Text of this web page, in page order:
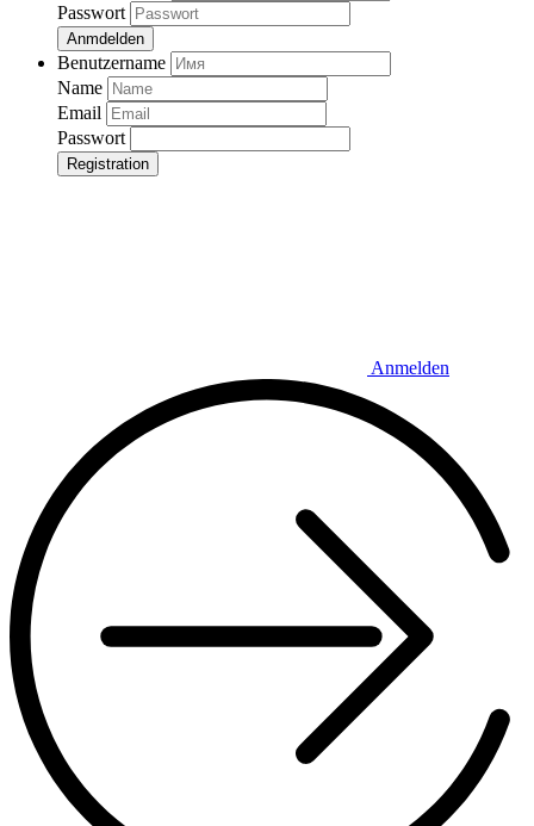
Passwort
Anmdelden
Benutzername
Name
Email
Passwort
Registration
Anmelden